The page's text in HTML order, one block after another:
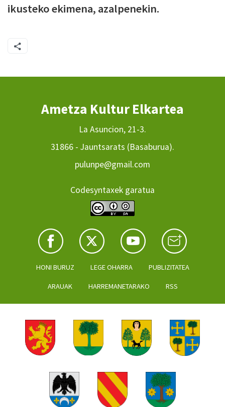
ikusteko ekimena, azalpenekin.
Ametza Kultur Elkartea
La Asuncion, 21-3.
31866 - Jauntsarats (Basaburua).
pulunpe@gmail.com
Codesyntaxek garatua
HONI BURUZ LEGE OHARRA PUBLIZITATEA
ARAUAK HARREMANETARAKO RSS